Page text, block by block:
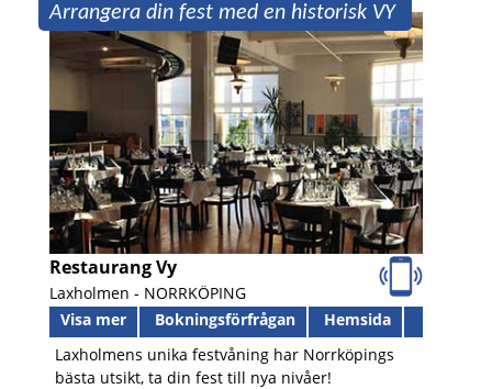
Arrangera din fest med en historisk VY
Restaurang Vy
Laxholmen - NORRKÖPING
Visa mer
Bokningsförfrågan
Hemsida
Laxholmens unika festvåning har Norrköpings
bästa utsikt, ta din fest till nya nivåer!